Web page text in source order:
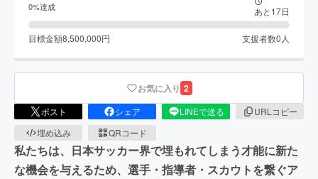
0%達成 あと 17日
目標金額8,500,000円 支援者数0 人
お気に入り 2
ポスト シェア LINEで送る
URLコピー
埋め込み
QRコード
私たちは、日本サッカー界で埋もれてしまう才能に新た
な機会を与えるため、選手・指導者・スカウトを繋ぐア